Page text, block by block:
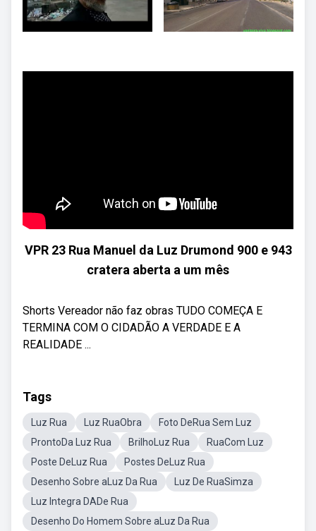
VPR 23 Rua Manuel da Luz Drumond 900 e 943
cratera aberta a um mês
Shorts Vereador não faz obras TUDO COMEÇA E
TERMINA COM O CIDADÃO A VERDADE E A
REALIDADE ...
Tags
Luz Rua Luz RuaObra
Foto DeRua Sem Luz
ProntoDa Luz Rua
BrilhoLuz Rua
RuaCom Luz
Poste DeLuz Rua
Postes DeLuz Rua
Desenho Sobre aLuz Da Rua
Luz De RuaSimza
Luz Integra DADe Rua
Desenho Do Homem Sobre aLuz Da Rua